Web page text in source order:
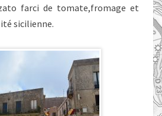
farci de tomate,fromage et
sicilienne.